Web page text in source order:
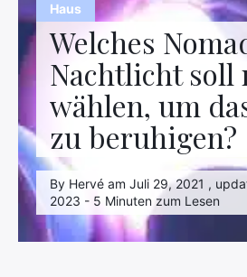
Haus
Welches
Nachtlicht soll
wählen, um
zu beruhigen?
By Hervé am Juli 29, 2021 ,
2023 - 5 Minuten zum Lesen
Freizeit